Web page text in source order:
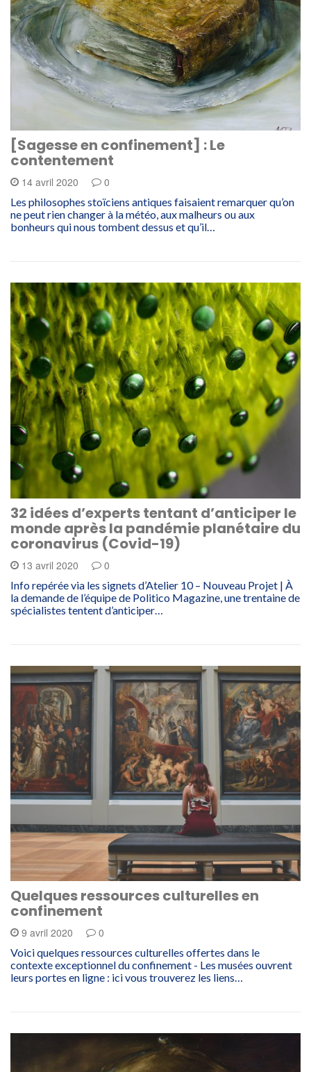
[Sagesse en confinement] : Le
contentement
14 avril 2020 0
Les philosophes stoïciens antiques faisaient remarquer qu’on
ne peut rien changer à la météo, aux malheurs ou aux
bonheurs qui nous tombent dessus et qu’il…
32 idées d’experts tentant d’anticiper le
monde après la pandémie planétaire du
coronavirus (Covid-19)
13 avril 2020 0
Info repérée via les signets d’Atelier 10 – Nouveau Projet | À
la demande de l’équipe de Politico Magazine, une trentaine de
spécialistes tentent d’anticiper…
Quelques ressources culturelles en
confinement
9 avril 2020 0
Voici quelques ressources culturelles offertes dans le
contexte exceptionnel du confinement - Les musées ouvrent
leurs portes en ligne : ici vous trouverez les liens…